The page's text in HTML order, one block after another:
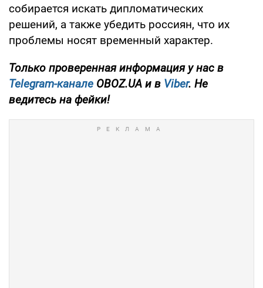
собирается искать дипломатических
решений, а также убедить россиян, что их
проблемы носят временный характер.
Только проверенная информация у нас в
Telegram-канале OBOZ.UA и в Viber. Не
ведитесь на фейки!